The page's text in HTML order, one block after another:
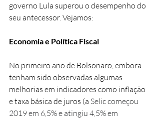
governo Lula superou o desempenho do
seu antecessor. Vejamos:
Economia e Política Fiscal
No primeiro ano de Bolsonaro, embora
tenham sido observadas algumas
melhorias em indicadores como inflação
e taxa básica de juros (a Selic começou
2019 em 6,5% e atingiu 4,5% em